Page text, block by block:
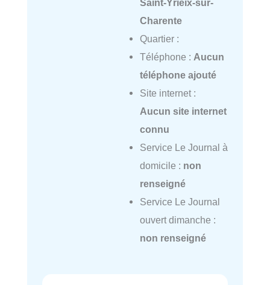
Saint-Yrieix-sur-
Charente
Quartier :
Téléphone : Aucun
téléphone ajouté
Site internet :
Aucun site internet
connu
Service Le Journal à
domicile : non
renseigné
Service Le Journal
ouvert dimanche :
non renseigné